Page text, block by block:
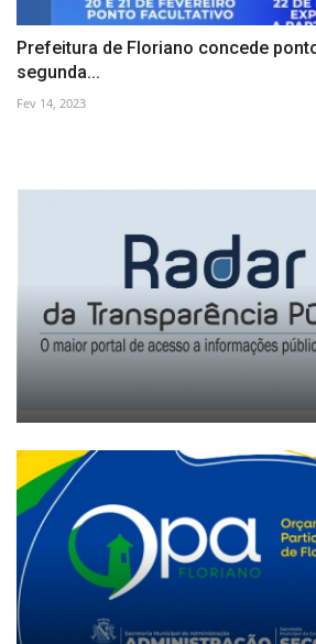
Prefeitura de Floriano concede
segunda...
Fev 14, 2023